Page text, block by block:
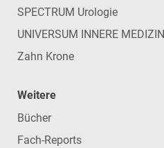
SPECTRUM Urologie
UNIVERSUM INNERE MEDIZIN
Zahn Krone
Weitere
Bücher
Fach-Reports